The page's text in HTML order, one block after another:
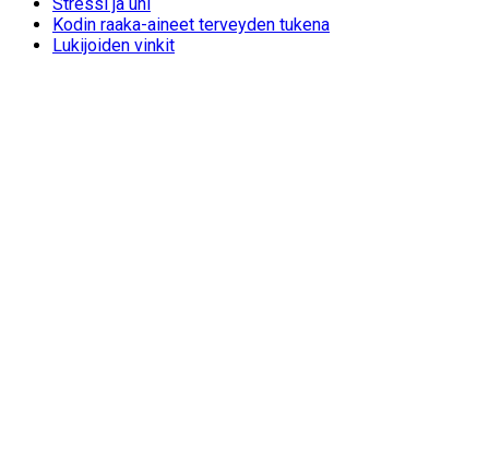
Kodin raaka-aineet terveyden tukena
Lukijoiden vinkit